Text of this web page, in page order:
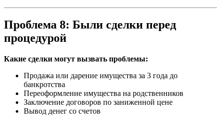
Проблема 8: Были сделки перед
процедурой
Какие сделки могут вызвать проблемы:
Продажа или дарение имущества за 3 года до
банкротства
Переоформление имущества на родственников
Заключение договоров по заниженной цене
Вывод денег со счетов